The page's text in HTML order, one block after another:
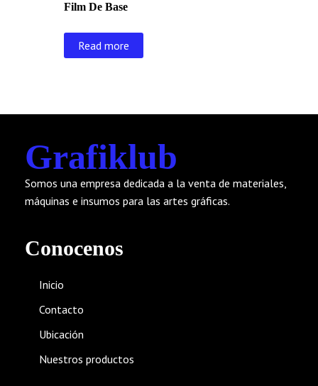
Film De Base
Read more
Grafiklub
Somos una empresa dedicada a la venta de materiales,
máquinas e insumos para las artes gráficas.
Conocenos
Inicio
Contacto
Ubicación
Nuestros productos